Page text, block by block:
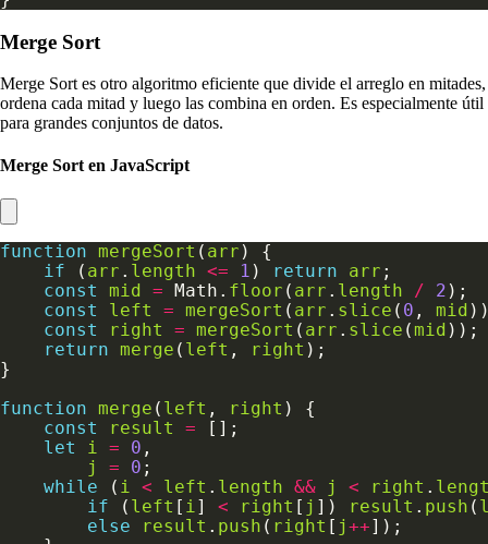
Merge Sort
Merge Sort es otro algoritmo eficiente que divide el arreglo en mitades,
ordena cada mitad y luego las combina en orden. Es especialmente útil
para grandes conjuntos de datos.
Merge Sort en JavaScript
function mergeSort ( arr
if ( arr . length <= 1 ) return arr
const
mid = Math. floor ( arr . length / 2
const
left = mergeSort ( arr . slice ( 0 , mid
const
right = mergeSort ( arr . slice (mid
return merge ( left , right
function merge ( left , right
const
result =
let
i = 0
j
= 0
while ( i < left . length && j < right .
if ( left [ i] < right [ j ]) result . push (
else
result . push ( right [ j++